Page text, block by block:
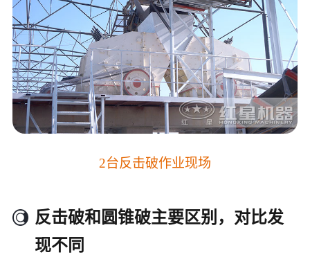
2台反击破作业现场
反击破和圆锥破主要区别，对比发
现不同